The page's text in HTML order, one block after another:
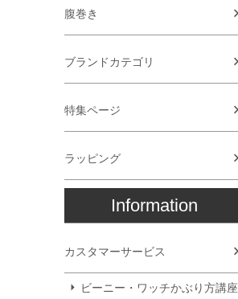
腹巻き
ブランドカテゴリ
特集ページ
ラッピング
Information
カスタマーサービス
ビーニー・ワッチかぶり方講座